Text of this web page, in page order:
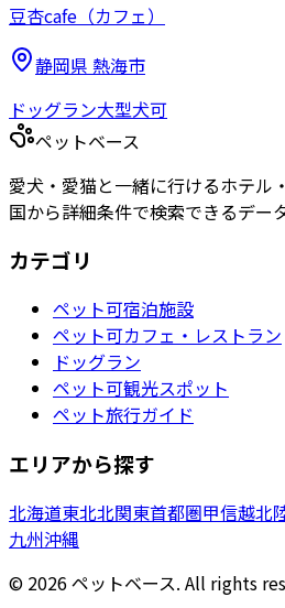
豆杏cafe（カフェ）
静岡県 熱海市
ドッグラン大型犬可
ペットベース
愛犬・愛猫と一緒に行けるホテル
国から詳細条件で検索できるデー
カテゴリ
ペット可宿泊施設
ペット可カフェ・レストラン
ドッグラン
ペット可観光スポット
ペット旅行ガイド
エリアから探す
北海道東北北関東首都圏甲信越北
九州沖縄
© 2026ペットベース. All rights